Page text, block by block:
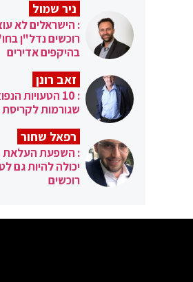
ניר שמול
: הישראלים לא
רוכשים נדל"ן
בהיקפים אדירים
זאב רונן
: 10 הטעויות
שגורמות
רפאל שחור
: השפעת העלאת
יכולה להיות גם
רוכשים